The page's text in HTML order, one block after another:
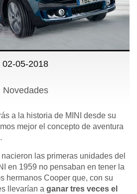
02-05-2018
Novedades
a la historia de MINI desde su
mejor el concepto de aventura
.
las primeras unidades del
en 1959 no pensaban en tener la
hermanos Cooper que, con su
llevarían a ganar tres veces el